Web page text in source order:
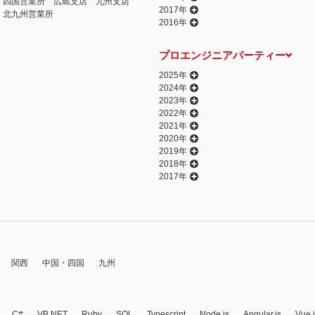
北九州営業所
2017年
2016年
プロエンジニアパーティー
2025年
2024年
2023年
2022年
2021年
2020年
2019年
2018年
2017年
関西 中国・四国 九州